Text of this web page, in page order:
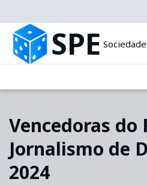
SPE
Vencedoras do
Jornalismo de
2024